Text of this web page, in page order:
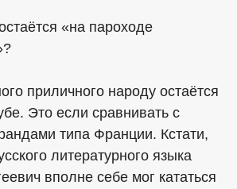
«на пароходе
приличного народу остаётся
Это если сравнивать с
типа Франции. Кстати,
литературного языка
вполне себе мог кататься